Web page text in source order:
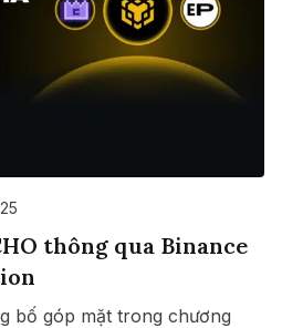
thông qua Binance
bố góp mặt trong chương